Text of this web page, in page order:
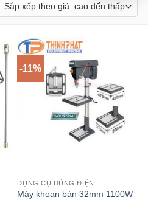
-11%
DỤNG CỤ DÙNG ĐIỆN
Máy khoan bàn 32mm 1100W